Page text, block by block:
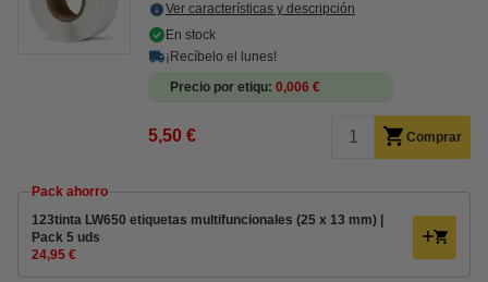
Ver características y descripción
En stock
¡Recíbelo el lunes!
Precio por etiqu 0,006 €
5,50 € Comprar
Pack ahorro
123tinta LW650 etiquetas multifuncionales (25 x 13 mm) |
Pack 5 uds
24,95 €